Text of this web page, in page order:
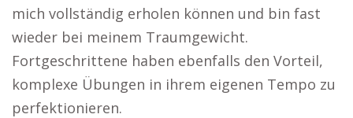
mich vollständig erholen können und bin fast
wieder bei meinem Traumgewicht.
Fortgeschrittene haben ebenfalls den Vorteil,
komplexe Übungen in ihrem eigenen Tempo zu
perfektionieren.